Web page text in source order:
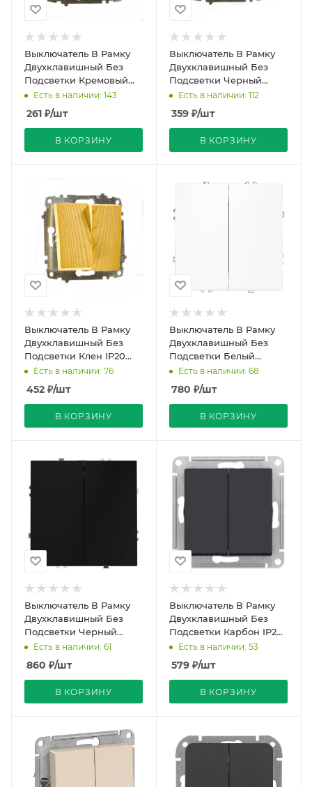
Выключатель В Рамку
Двухклавишный Без
Подсветки Кремовый
IP20 10А 250В Zena Vega
Есть в наличии: 143
261 ₽/шт
В КОРЗИНУ
Выключатель В Рамку
Двухклавишный Без
Подсветки Черный
матовый IP20 10А 250В
Zena Vega El-BI
Есть в наличии: 112
359 ₽/шт
В КОРЗИНУ
Выключатель В Рамку
Двухклавишный Без
Подсветки Клен IP20
10А 250В Zena Vega El-
Есть в наличии: 76
452 ₽/шт
В КОРЗИНУ
Выключатель В Рамку
Двухклавишный Без
Подсветки Белый
матовый IP20 10А 250В
VOLTUM
Есть в наличии: 68
780 ₽/шт
В КОРЗИНУ
Выключатель В Рамку
Двухклавишный Без
Подсветки Черный
матовый IP20 10А 250В
VOLTUM
Есть в наличии: 61
860 ₽/шт
В КОРЗИНУ
Выключатель В Рамку
Двухклавишный Без
Подсветки Карбон IP20
10А 250В ATLASDESIGN
Есть в наличии: 53
579 ₽/шт
В КОРЗИНУ